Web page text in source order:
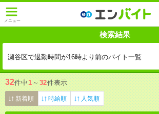
メニュー
検索結果
瀬谷区で退勤時間が16時より前のバイト一覧
32件中1 ～ 32件表示
新着順 時給順 人気順